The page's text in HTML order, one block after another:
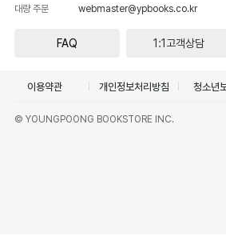
대량 주문
webmaster@ypbooks.co.kr
FAQ 1:1고객상담
이용약관 개인정보처리방침 청소년
© YOUNGPOONG BOOKSTORE INC.